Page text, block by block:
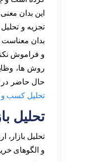
این بدان
تجزیه و
بدان معناست
و فراموش
حال حاضر در
تحلیل کسب و
تحلیل
تحلیل
و الگوهای